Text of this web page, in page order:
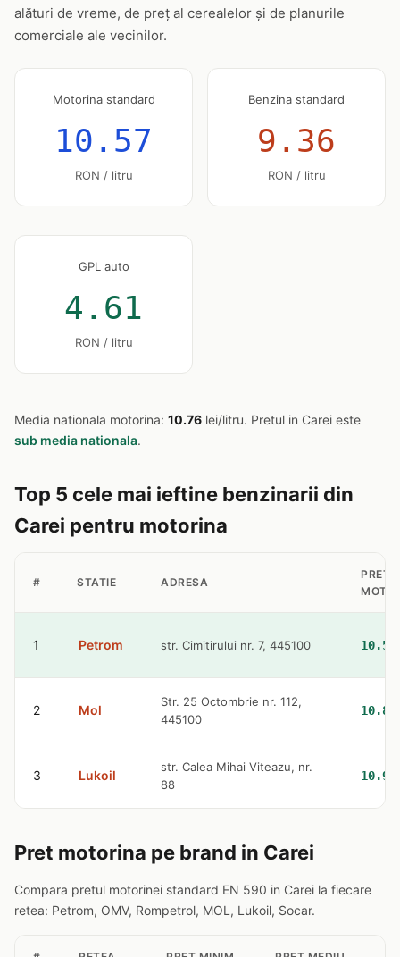
alături de vreme, de preț al cerealelor și de planurile
comerciale ale vecinilor.
Motorina standard
10.57
RON / litru
Benzina standard
9.36
RON / litru
GPL auto
4.61
RON / litru
Media nationala motorina: 10.76 lei/litru. Pretul in Carei este
sub media nationala.
Top 5 cele mai ieftine benzinarii din
Carei pentru motorina
# STATIE ADRESA
PRET
1 Petrom str. Cimitirului nr. 7, 445100
2 Mol
Str. 25 Octombrie nr. 112,
445100
3 Lukoil
str. Calea Mihai Viteazu, nr.
88
Pret motorina pe brand in Carei
Compara pretul motorinei standard EN 590 in Carei la fiecare
retea: Petrom, OMV, Rompetrol, MOL, Lukoil, Socar.